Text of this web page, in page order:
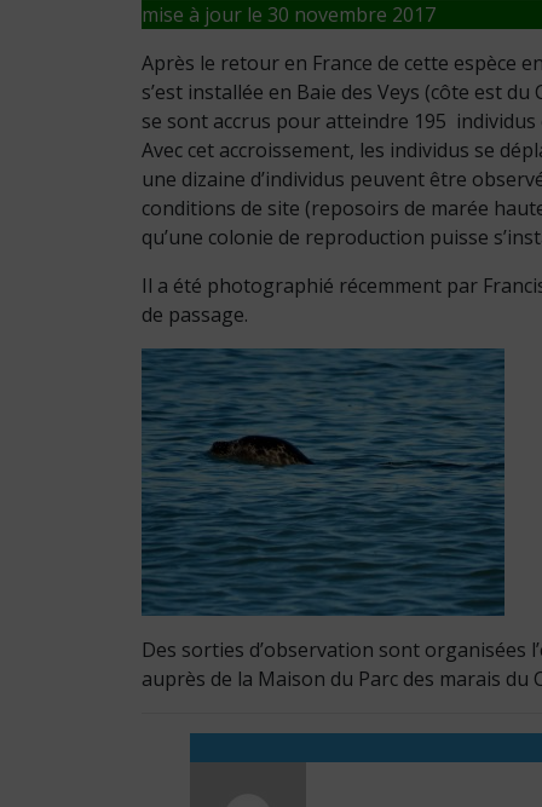
mise à jour le 30 novembre 2017
Après le retour en France de cette espèce
s’est installée en Baie des Veys (côte est
se sont accrus pour atteindre 195 individus
Avec cet accroissement, les individus se
une dizaine d’individus peuvent être
conditions de site (reposoirs de marée
qu’une colonie de reproduction puisse
Il a été photographié récemment par
de passage.
Des sorties d’observation sont organisées
auprès de la Maison du Parc des marais